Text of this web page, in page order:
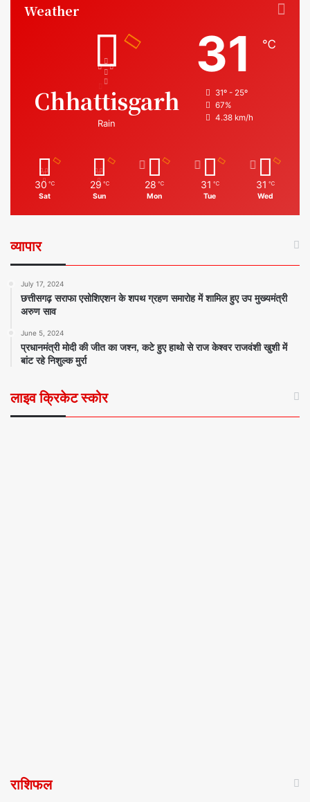
Weather
Chhattisgarh
Rain
31 ℃
31º - 25º
67%
4.38 km/h
30 ℃
Sat
29 ℃
Sun
28 ℃
Mon
31 ℃
Tue
31 ℃
Wed
व्यापार
July 17, 2024
छत्तीसगढ़ सराफा एसोशिएशन के शपथ ग्रहण समारोह में शामिल हुए उप मुख्यमंत्री
अरुण साव
June 5, 2024
प्रधानमंत्री मोदी की जीत का जश्न, कटे हुए हाथो से राज केश्वर राजवंशी खुशी में
बांट रहे निशुल्क मुर्रा
लाइव क्रिकेट स्कोर
राशिफल